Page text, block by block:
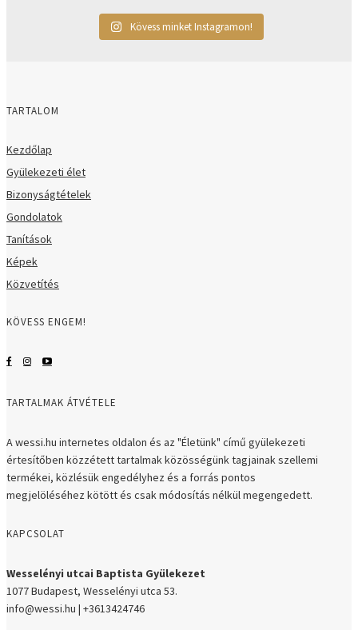
Kövess minket Instagramon!
TARTALOM
Kezdőlap
Gyülekezeti élet
Bizonyságtételek
Gondolatok
Tanítások
Képek
Közvetítés
KÖVESS ENGEM!
TARTALMAK ÁTVÉTELE
A wessi.hu internetes oldalon és az "Életünk" című gyülekezeti
értesítőben közzétett tartalmak közösségünk tagjainak szellemi
termékei, közlésük engedélyhez és a forrás pontos
megjelöléséhez kötött és csak módosítás nélkül megengedett.
KAPCSOLAT
Wesselényi utcai Baptista Gyülekezet
1077 Budapest, Wesselényi utca 53.
info@wessi.hu | +3613424746